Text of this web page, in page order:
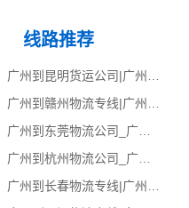
线路推荐
广州到昆明货运公司|广州到昆明货运专线
广州到赣州物流专线|广州至赣州货运公司
广州到东莞物流公司_广州到东莞货运_广州至东莞物流专线
广州到杭州物流公司_广州到杭州货运_广州至杭州物流专线
广州到长春物流专线|广州至长春货运公司